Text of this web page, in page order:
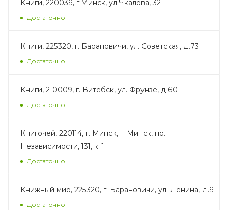
Книги, 220039, г.Минск, ул.Чкалова, 32
Достаточно
Книги, 225320, г. Барановичи, ул. Советская, д.73
Достаточно
Книги, 210009, г. Витебск, ул. Фрунзе, д.60
Достаточно
Книгочей, 220114, г. Минск, г. Минск, пр.
Независимости, 131, к. 1
Достаточно
Книжный мир, 225320, г. Барановичи, ул. Ленина, д.9
Достаточно